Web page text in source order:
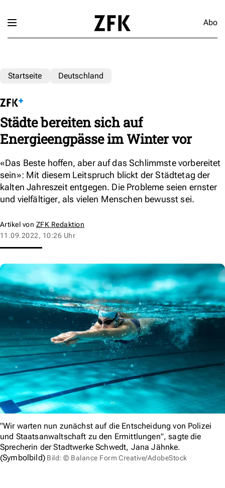
Abo
Startseite Deutschland
Städte bereiten sich auf
Energieengpässe im Winter vor
«Das Beste hoffen, aber auf das Schlimmste vorbereitet
sein»: Mit diesem Leitspruch blickt der Städtetag der
kalten Jahreszeit entgegen. Die Probleme seien ernster
und vielfältiger, als vielen Menschen bewusst sei.
Artikel von ZFK Redaktion
11.09.2022, 10:26 Uhr
"Wir warten nun zunächst auf die Entscheidung von Polizei
und Staatsanwaltschaft zu den Ermittlungen", sagte die
Sprecherin der Stadtwerke Schwedt, Jana Jähnke.
(Symbolbild) Bild: © Balance Form Creative/AdobeStock